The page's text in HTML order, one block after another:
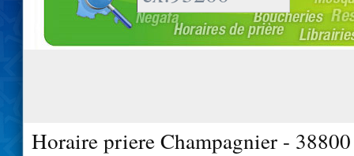
Horaire priere Champagnier - 38800